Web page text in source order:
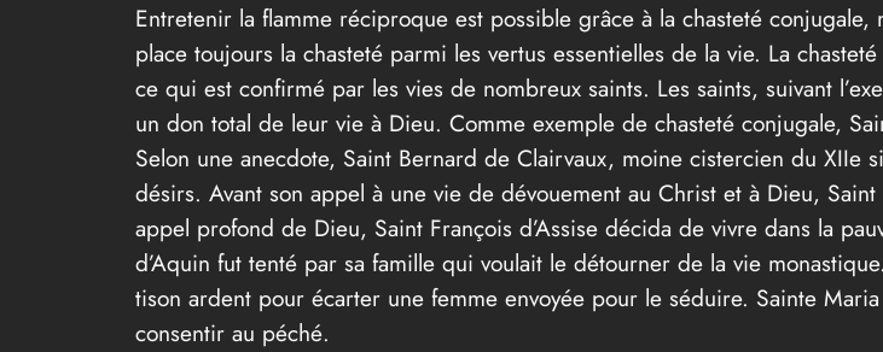
Entretenir la flamme réciproque est possible grâce à la chasteté
place toujours la chasteté parmi les vertus essentielles de la vie. La
ce qui est confirmé par les vies de nombreux saints. Les saints, suivant
un don total de leur vie à Dieu. Comme exemple de chasteté conjugale,
Selon une anecdote, Saint Bernard de Clairvaux, moine cistercien du XIIe
désirs. Avant son appel à une vie de dévouement au Christ et à Dieu,
appel profond de Dieu, Saint François d’Assise décida de vivre dans la
d’Aquin fut tenté par sa famille qui voulait le détourner de la vie
tison ardent pour écarter une femme envoyée pour le séduire. Sainte
consentir au péché.